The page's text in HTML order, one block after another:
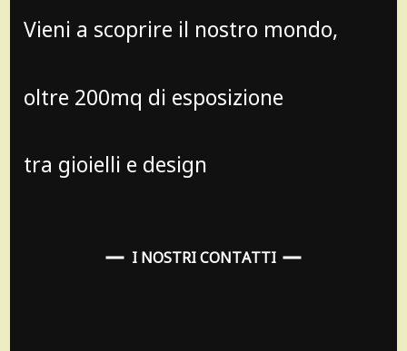
Vieni a scoprire il nostro mondo,
oltre 200mq di esposizione
tra gioielli e design
I NOSTRI CONTATTI